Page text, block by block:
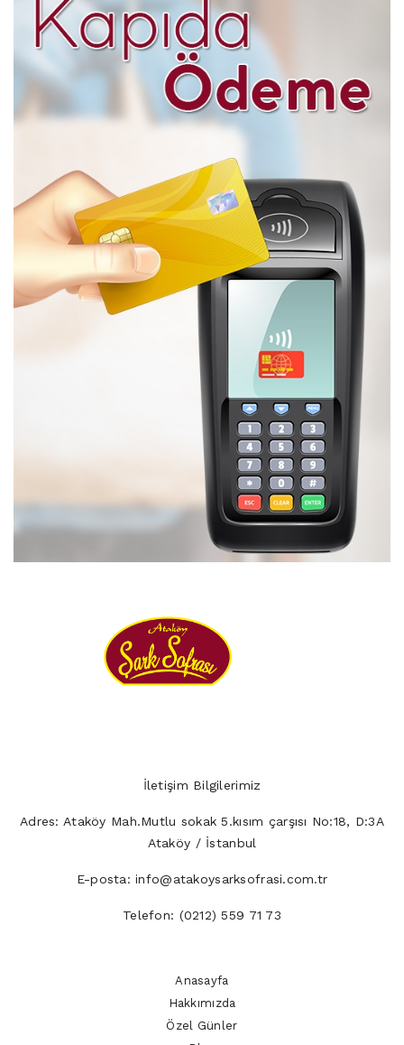
İletişim Bilgilerimiz
Adres: Ataköy Mah.Mutlu sokak 5.kısım çarşısı No:18, D:3A
Ataköy / İstanbul
E-posta: info@atakoysarksofrasi.com.tr
Telefon: (0212) 559 71 73
Anasayfa
Hakkımızda
Özel Günler